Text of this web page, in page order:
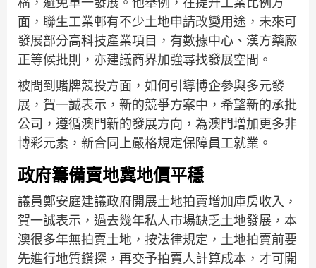
面，聯生工業邨有不少土地申請改變用途，未來可
發展部分高科技產業項目，有數據中心、漢方藥廠
正等候批則，亦建議商界加強尋找發展空間。
被問到賭牌競投方面，如何引導博企參與多元發
展，賀一誠表示，新的競爭方案中，希望新的承批
公司，遵循澳門新的發展方向，為澳門增加更多非
博彩元素，新合同上嚴格規定保障員工就業。
政府籌備賣地冀地價平穩
議員鄭安庭建議政府開展土地拍賣增加庫房收入，
賀一誠表示，過去幾年私人市場缺乏土地發展，本
澳很多年無拍賣土地，按法律規定，土地拍賣前要
先進行地質鑽探，再交予拍賣人計算成本，才可開